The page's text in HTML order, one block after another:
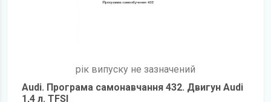
рік випуску не зазначений
Audi. Програма самонавчання 432. Двигун Audi
1,4 л. TFSI